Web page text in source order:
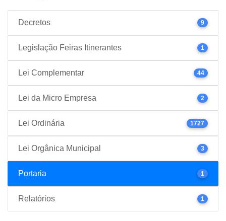
Decretos 9
Legislação Feiras Itinerantes 1
Lei Complementar 44
Lei da Micro Empresa 2
Lei Ordinária 1727
Lei Orgânica Municipal 3
Portaria 1
Relatórios 1